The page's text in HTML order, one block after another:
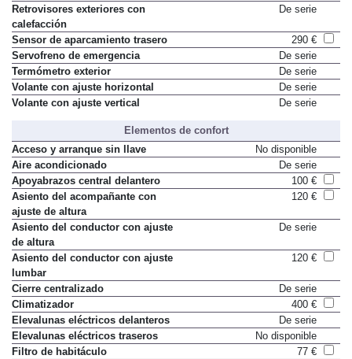
Retrovisores exteriores con
calefacción
De serie
Sensor de aparcamiento trasero
290 €
Servofreno de emergencia
De serie
Termómetro exterior
De serie
Volante con ajuste horizontal
De serie
Volante con ajuste vertical
De serie
Elementos de confort
Acceso y arranque sin llave
No disponible
Aire acondicionado
De serie
Apoyabrazos central delantero
100 €
Asiento del acompañante con
ajuste de altura
120 €
Asiento del conductor con ajuste
de altura
De serie
Asiento del conductor con ajuste
lumbar
120 €
Cierre centralizado
De serie
Climatizador
400 €
Elevalunas eléctricos delanteros
De serie
Elevalunas eléctricos traseros
No disponible
Filtro de habitáculo
77 €